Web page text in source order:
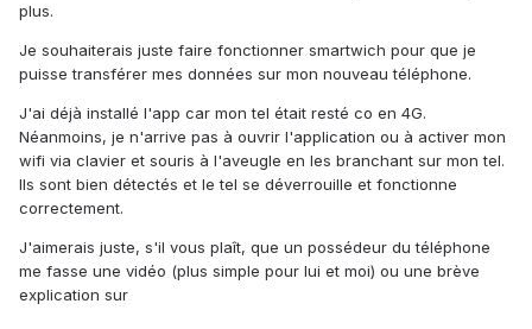
plus.
Je souhaiterais juste faire fonctionner smartwich pour que je
puisse transférer mes données sur mon nouveau téléphone.
J'ai déjà installé l'app car mon tel était resté co en 4G.
Néanmoins, je n'arrive pas à ouvrir l'application ou à activer mon
wifi via clavier et souris à l'aveugle en les branchant sur mon tel.
Ils sont bien détectés et le tel se déverrouille et fonctionne
correctement.
J'aimerais juste, s'il vous plaît, que un possédeur du téléphone
me fasse une vidéo (plus simple pour lui et moi) ou une brève
explication sur